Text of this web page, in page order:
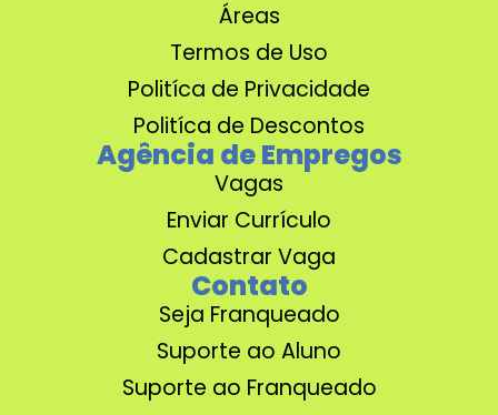
Áreas
Termos de Uso
Politíca de Privacidade
Politíca de Descontos
Agência de Empregos
Vagas
Enviar Currículo
Cadastrar Vaga
Contato
Seja Franqueado
Suporte ao Aluno
Suporte ao Franqueado